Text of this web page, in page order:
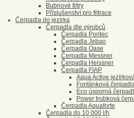
Bubnové filtry
Příslušenství pro filtrace
Čerpadla do jezírka
Čerpadla dle výrobců
Čerpadla Pontec
Čerpadla Jebao
Čerpadla Oase
Čerpadla Messner
Čerpadla Heissner
Čerpadla FIAP
Aqua Active
Fontánková
Eco úsporná
Power trubková
Čerpadla Aquaforte
Čerpadla do 10 000 l/h